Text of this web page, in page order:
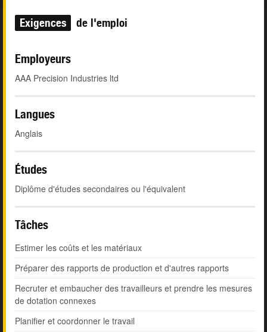
Exigences de l'emploi
Employeurs
AAA Precision Industries ltd
Langues
Anglais
Études
Diplôme d'études secondaires ou l'équivalent
Tâches
Estimer les coûts et les matériaux
Préparer des rapports de production et d'autres rapports
Recruter et embaucher des travailleurs et prendre les mesures
de dotation connexes
Planifier et coordonner le travail